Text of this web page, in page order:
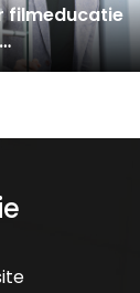
filmeducatie
van